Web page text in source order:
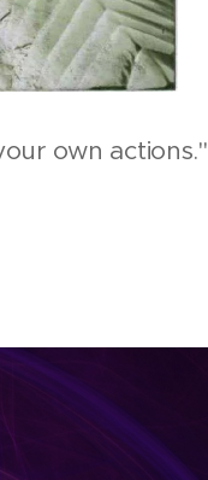
own actions."